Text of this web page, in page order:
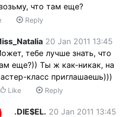
что там еще?
Reply
20 Jan 2011 13:45
тебе лучше знать, что
еще?)) Ты ж как-никак, на
класс приглашаешь)))
Like Reply
.DIE$EL. 20 Jan 2011 13:45